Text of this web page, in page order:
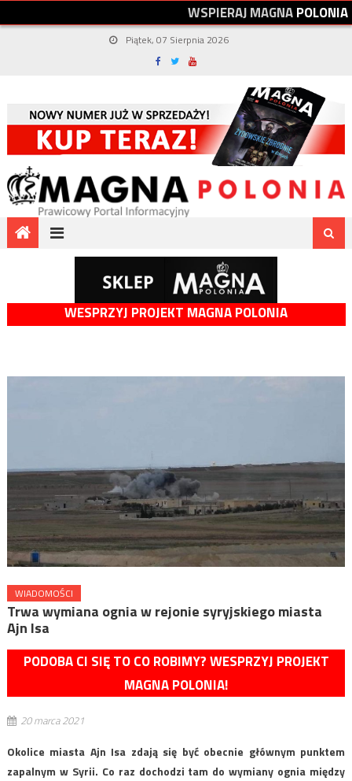
WSPIERAJMAGNAPOLONIA
Piątek, 07 Sierpnia 2026
WESPRZYJ PROJEKT MAGNA POLONIA
WIADOMOŚCI
Trwa wymiana ognia w rejonie syryjskiego miasta
Ajn Isa
PODOBA CI SIĘ TO CO ROBIMY? WESPRZYJ PROJEKT
MAGNA POLONIA!
20 marca 2021
Okolice miasta Ajn Isa zdają się być obecnie głównym punktem
zapalnym w Syrii. Co raz dochodzi tam do wymiany ognia między